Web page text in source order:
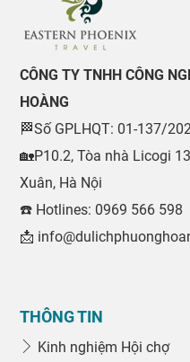
CÔNG TY TNHH CÔNG
HOÀNG
🏁Số GPLHQT: 01-137/
🏡P10.2, Tòa nhà Licogi
Xuân, Hà Nội
☎️ Hotlines: 0969 566 598
📩
THÔNG TIN
Kinh nghiệm Hội chợ